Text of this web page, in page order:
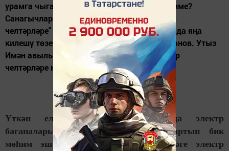
урамга чыгарырга кушалар. Бу эш мәҗбүриме?
Санагычлар урам якка чыгарылгач "Электр
челтәрләре" һәм шәхси хуҗалыклар арасында яңа
килешү төзергә кирәк буламы? Самат Ризванов. Утыз
Имән авылы. Авторның сорауларына электр
челтәрләре юристлары түбәндәгечә...
Үткән ел Утыз Имән авылында электр
баганаларын һәм үткәргечләрен яңартып бик
мөһим эш башкардылар. Хәзер өйдәге электр